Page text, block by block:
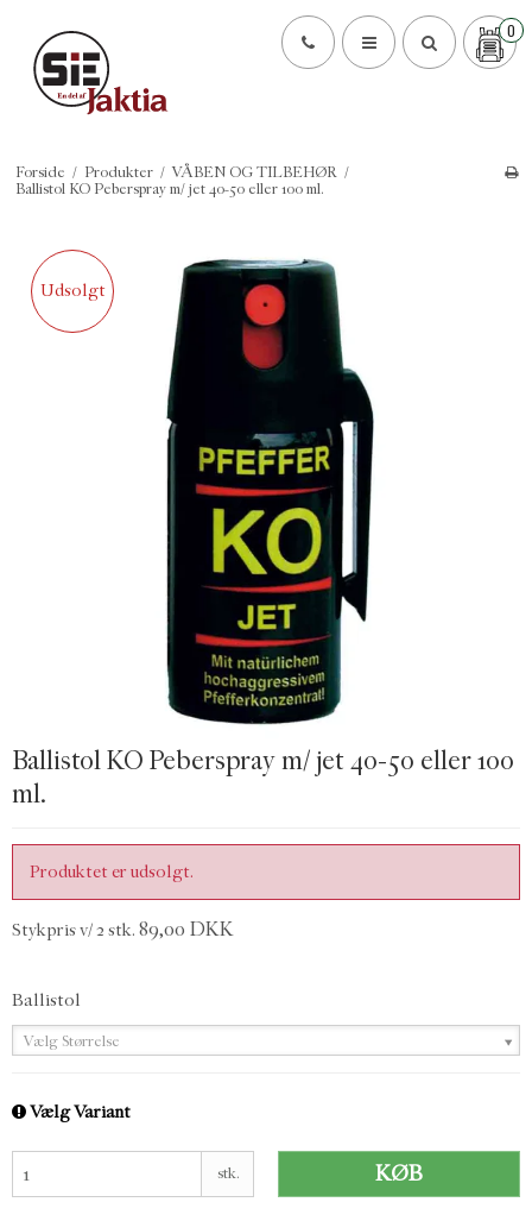
0
Forside / Produkter / VÅBEN OG TILBEHØR /
Ballistol KO Peberspray m/ jet 40-50 eller 100 ml.
Udsolgt
Ballistol KO Peberspray m/ jet 40-50 eller 100
ml.
Produktet er udsolgt.
Stykpris v/ 2 stk. 89,00 DKK
Ballistol
Vælg Størrelse
Vælg Variant
stk. KØB